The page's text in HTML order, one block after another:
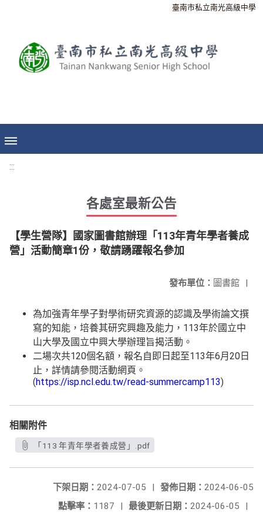
臺南市私立南光高級中學
:::
各處室最新公告
【學生營隊】國家圖書館辦理「113年青年學者養成
營」活動簡章1份，敬請踴躍報名參加
發布單位： 圖書館 |
為加強青年學子對學術研究資源的認識及學術論文撰
寫的知能，培養其研究興趣及能力，113年於國立中
山大學及國立中興大學辦理旨揭活動。
二場次共120個名額，報名自即日起至113年6月20日
止，詳情請參閱活動網頁。
(https://isp.ncl.edu.tw/read-summercamp113)
相關附件
「113 年青年學者養成營」.pdf
發佈日期： 2024-06-05
下架日期： 2024-07-05
|
最後更新日期： 2024-06-05 |
點擊率： 1187 |